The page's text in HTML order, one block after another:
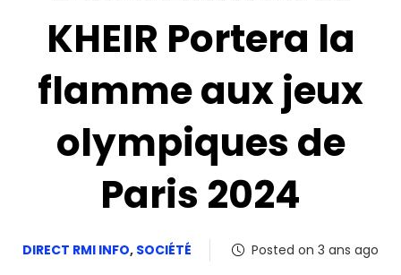
KHEIR Portera la
flamme aux jeux
olympiques de
Paris 2024
DIRECT RMI INFO, SOCIÉTÉ Posted on 3 ans ago